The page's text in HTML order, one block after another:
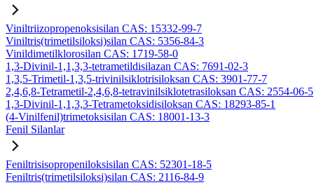
Viniltriizopropenoksisilan CAS: 15332-99-7
Viniltris(trimetilsiloksi)silan CAS: 5356-84-3
Vinildimetilklorosilan CAS: 1719-58-0
1,3-Divinil-1,1,3,3-tetrametildisilazan CAS: 7691-02-3
1,3,5-Trimetil-1,3,5-trivinilsiklotrisiloksan CAS: 3901-77-7
2,4,6,8-Tetrametil-2,4,6,8-tetravinilsiklotetrasiloksan CAS: 2554-06-5
1,3-Divinil-1,1,3,3-Tetrametoksidisiloksan CAS: 18293-85-1
(4-Vinilfenil)trimetoksisilan CAS: 18001-13-3
Fenil Silanlar
Feniltrisisopropeniloksisilan CAS: 52301-18-5
Feniltris(trimetilsiloksi)silan CAS: 2116-84-9